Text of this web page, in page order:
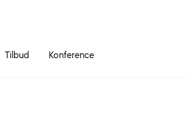
Tilbud Konference